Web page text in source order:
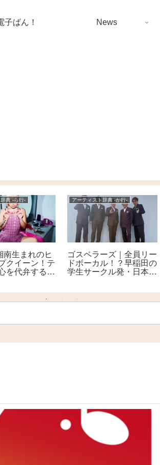
子ばん！ News
典 -ら行-
南生まれのヒ
クイーン！テ
を代弁する次
アーティスト辞典 -か行-
ゴスペラーズ｜全員リー
ドボーカル！？早稲田の
学生サークル発・日本を